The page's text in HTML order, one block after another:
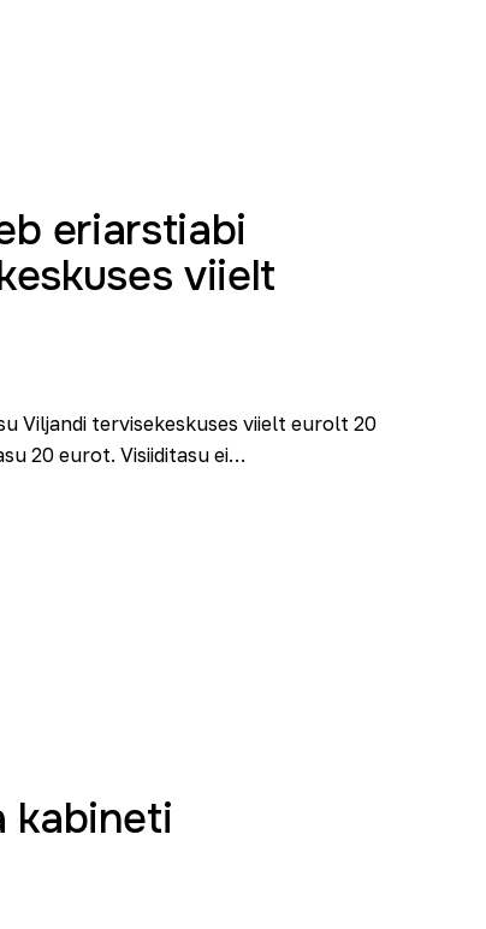
eriarstiabi
viielt
Viljandi tervisekeskuses viielt eurolt 20
20 eurot. Visiiditasu ei…
kabineti